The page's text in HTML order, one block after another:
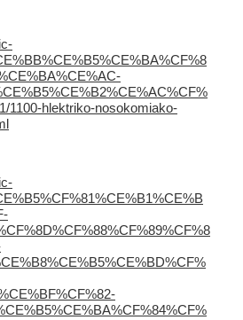
1100-hlektriko-nosokomiako-